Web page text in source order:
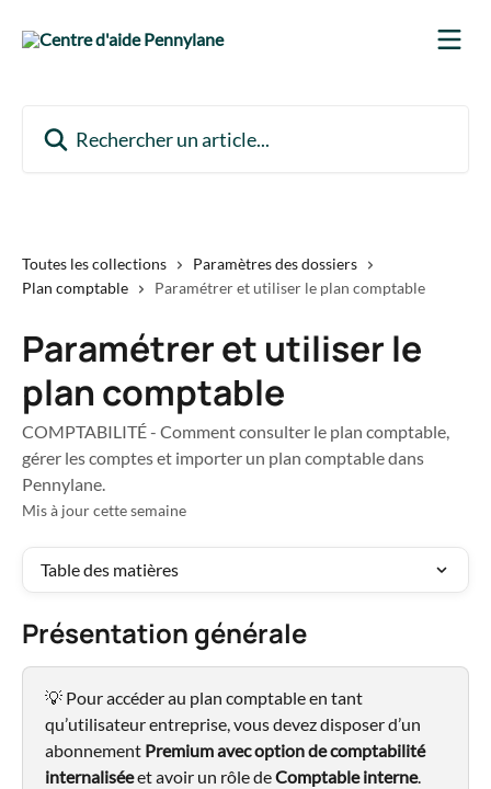
Toutes les collections
Paramètres des dossiers
Plan comptable
Paramétrer et utiliser le plan comptable
Paramétrer et utiliser le
plan comptable
COMPTABILITÉ - Comment consulter le plan comptable,
gérer les comptes et importer un plan comptable dans
Pennylane.
Mis à jour cette semaine
Table des matières
Présentation générale
💡 Pour accéder au plan comptable en tant
qu’utilisateur entreprise, vous devez disposer d’un
abonnement Premium avec option de comptabilité
internalisée et avoir un rôle de Comptable interne.